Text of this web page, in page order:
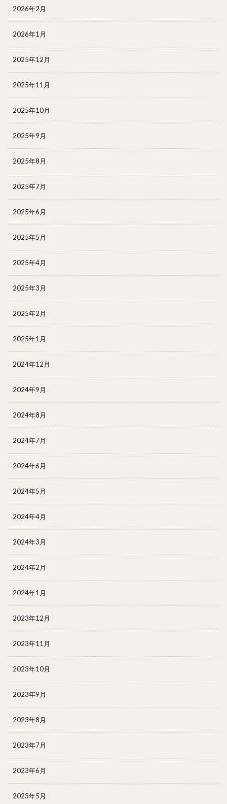
2026年2月
2026年1月
2025年12月
2025年11月
2025年10月
2025年9月
2025年8月
2025年7月
2025年6月
2025年5月
2025年4月
2025年3月
2025年2月
2025年1月
2024年12月
2024年9月
2024年8月
2024年7月
2024年6月
2024年5月
2024年4月
2024年3月
2024年2月
2024年1月
2023年12月
2023年11月
2023年10月
2023年9月
2023年8月
2023年7月
2023年6月
2023年5月